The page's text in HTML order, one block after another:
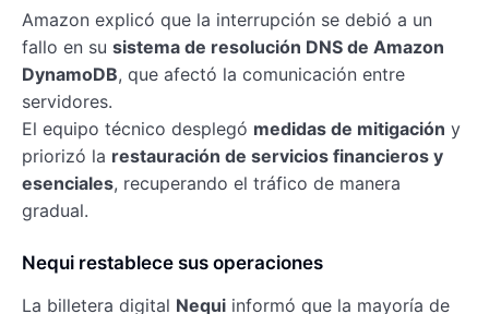
Amazon explicó que la interrupción se debió a un
fallo en su sistema de resolución DNS de Amazon
DynamoDB, que afectó la comunicación entre
servidores.
El equipo técnico desplegó medidas de mitigación y
priorizó la restauración de servicios financieros y
esenciales, recuperando el tráfico de manera
gradual.
Nequi restablece sus operaciones
La billetera digital Nequi informó que la mayoría de